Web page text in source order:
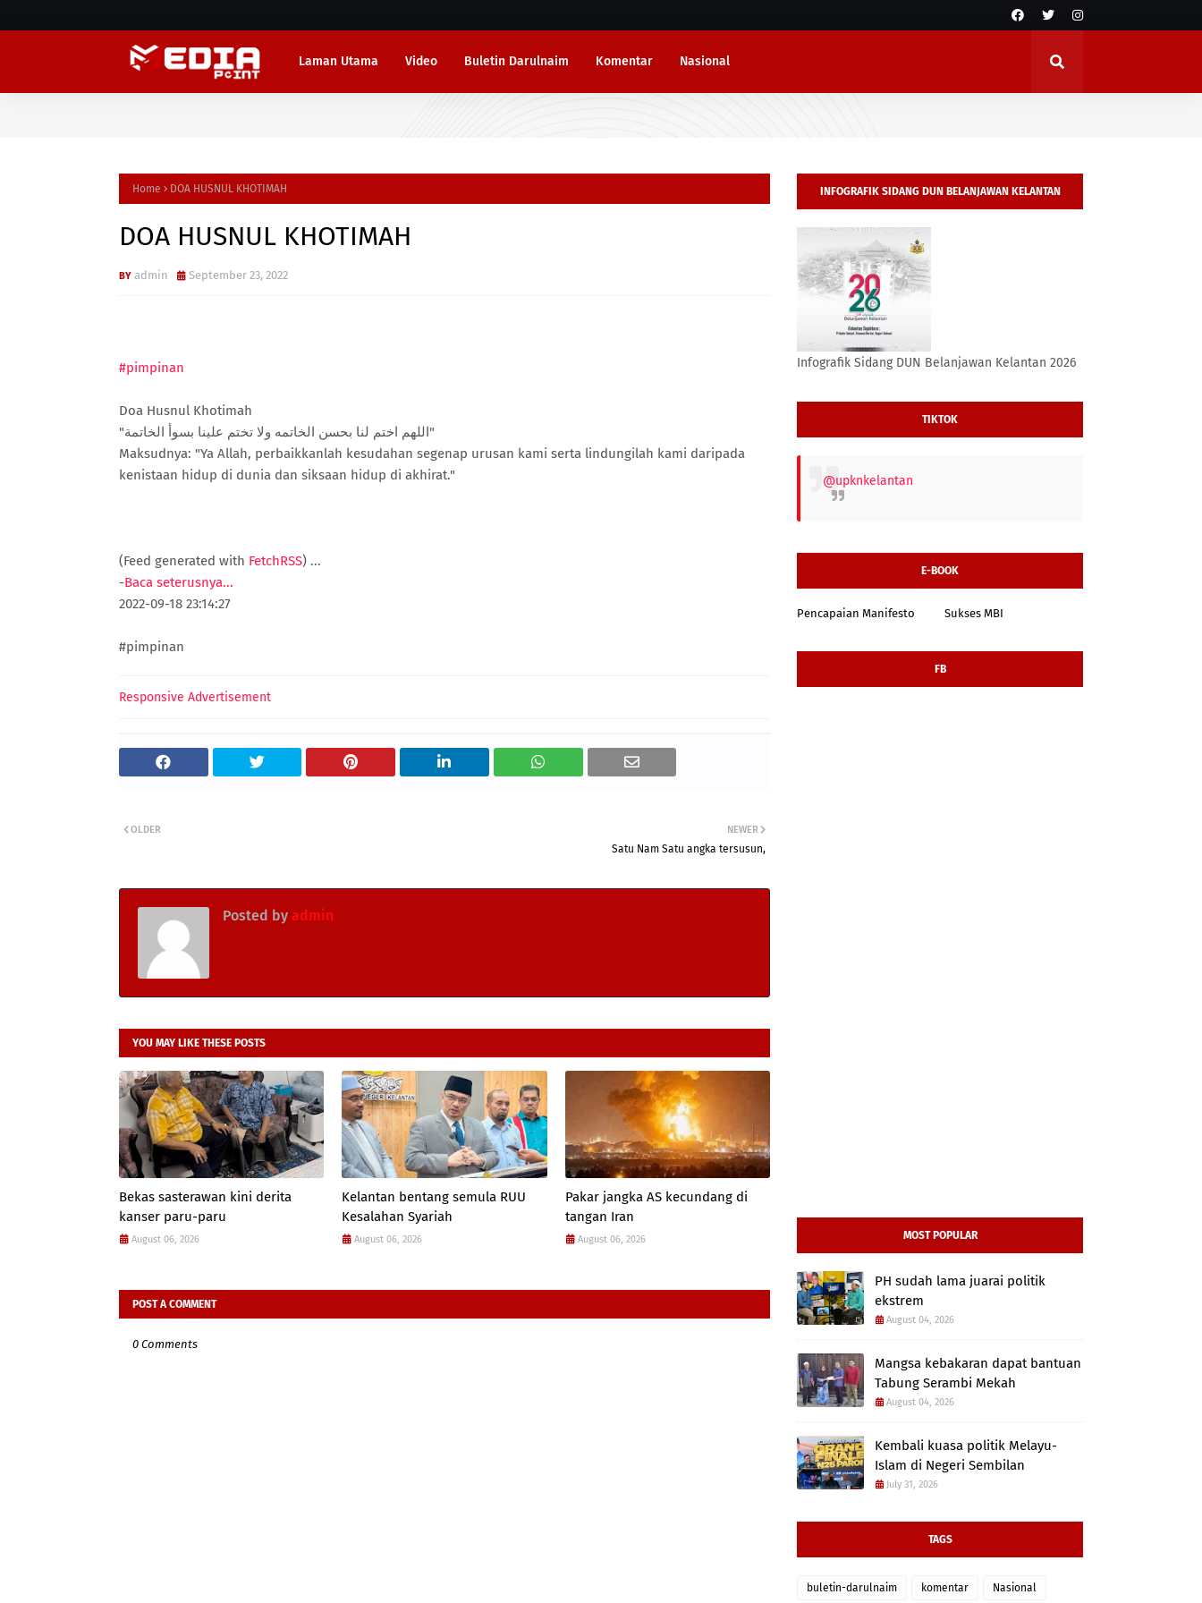
Laman Utama Video Buletin Darulnaim Komentar Nasional
Home DOA HUSNUL KHOTIMAH
DOA HUSNUL KHOTIMAH
admin September 23, 2022
#pimpinan
Doa Husnul Khotimah
"اللهم اختم لنا بحسن الخاتمه ولا تختم علينا بسوأ الخاتمة"
Maksudnya: "Ya Allah, perbaikkanlah kesudahan segenap urusan kami serta lindungilah kami daripada
kenistaan hidup di dunia dan siksaan hidup di akhirat."
(Feed generated with FetchRSS) ...
-Baca seterusnya...
2022-09-18 23:14:27
#pimpinan
Responsive Advertisement
NEWER
Satu Nam Satu angka tersusun,
OLDER
Posted by admin
YOU MAY LIKE THESE POSTS
Bekas sasterawan kini derita
kanser paru-paru
August 06, 2026
Kelantan bentang semula RUU
Kesalahan Syariah
August 06, 2026
Pakar jangka AS kecundang di
tangan Iran
August 06, 2026
POST A COMMENT
0 Comments
INFOGRAFIK SIDANG DUN BELANJAWAN KELANTAN
2026
Infografik Sidang DUN Belanjawan Kelantan 2026
TIKTOK
@upknkelantan
E-BOOK
Pencapaian Manifesto Sukses MBI
FB
MOST POPULAR
PH sudah lama juarai politik
ekstrem
August 04, 2026
Mangsa kebakaran dapat bantuan
Tabung Serambi Mekah
August 04, 2026
Kembali kuasa politik Melayu-
Islam di Negeri Sembilan
July 31, 2026
TAGS
buletin-darulnaim komentar Nasional